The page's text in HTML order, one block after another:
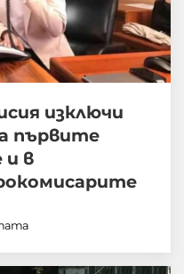
изключи
първите
и в